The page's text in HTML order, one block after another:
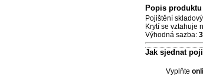
Popis produktu
Pojištění
Krytí se vztahuje
Výhodná sazba:
Jak sjednat
Vyplňte